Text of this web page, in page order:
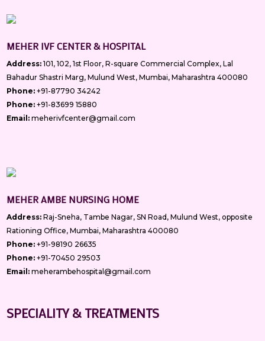
MEHER IVF CENTER & HOSPITAL
Address: 101, 102, 1st Floor, R-square Commercial Complex, Lal
Bahadur Shastri Marg, Mulund West, Mumbai, Maharashtra 400080
Phone: +91-87790 34242
Phone: +91-83699 15880
Email: meherivfcenter@gmail.com
MEHER AMBE NURSING HOME
Address: Raj-Sneha, Tambe Nagar, SN Road, Mulund West, opposite
Rationing Office, Mumbai, Maharashtra 400080
Phone: +91-98190 26635
Phone: +91-70450 29503
Email: meherambehospital@gmail.com
SPECIALITY & TREATMENTS